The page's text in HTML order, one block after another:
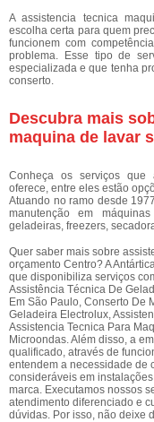
A assistencia tecnica
escolha certa para quem
funcionem com
problema. Esse tipo de
especializada e que tenha
conserto.
Descubra mais
maquina de lavar
Conheça os serviços que
oferece, entre eles estão
Atuando no ramo desde
manutenção em
geladeiras, freezers,
Quer saber mais sobre
orçamento Centro? A
que disponibiliza serviços
Assistência Técnica De
Em São Paulo, Conserto De
Geladeira Electrolux,
Assistencia Tecnica Para
Microondas. Além disso, a
qualificado, através de
entendem a necessidade de
consideráveis em
marca. Executamos nossos
atendimento diferenciado e
dúvidas. Por isso, não deixe